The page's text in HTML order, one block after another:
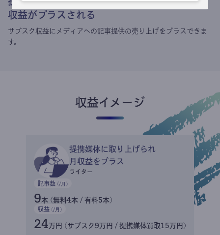
収益がプラスされる
サブスク収益にメディアへの記事提供の売り上げをプラスできま
す。
収益イメージ
提携媒体に取り上げられ
月収益をプラス
ライター
記事数 (/月)
9本 (無料4本 / 有料5本)
収益 (/月)
24万円 (サブスク9万円 / 提携媒体買取15万円)